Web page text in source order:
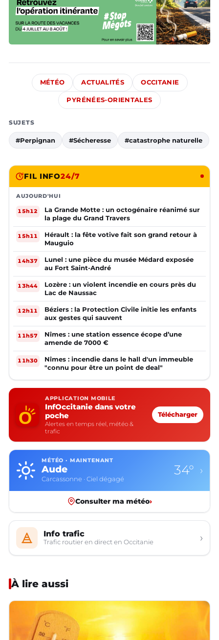
MÉTÉO ACTUALITÉS OCCITANIE
PYRÉNÉES-ORIENTALES
SUJETS
#Perpignan #Sécheresse #catastrophe naturelle
FIL INFO24/7
AUJOURD'HUI
15h12
La Grande Motte : un octogénaire réanimé sur
la plage du Grand Travers
15h11
Hérault : la fête votive fait son grand retour à
Mauguio
14h37
Lunel : une pièce du musée Médard exposée
au Fort Saint-André
13h44
Lozère : un violent incendie en cours près du
Lac de Naussac
12h11
Béziers : la Protection Civile initie les enfants
aux gestes qui sauvent
11h57
Nîmes : une station essence écope d’une
amende de 7000 €
11h30
Nîmes : incendie dans le hall d'un immeuble
"connu pour être un point de deal"
APPLICATION MOBILE
InfOccitanie dans votre
poche
Alertes en temps réel, météo &
trafic
Télécharger
MÉTÉO · MAINTENANT
Aude
Carcassonne · Ciel dégagé
34° ›
Consulter ma météo›
Info trafic
Trafic routier en direct en Occitanie ›
À lire aussi